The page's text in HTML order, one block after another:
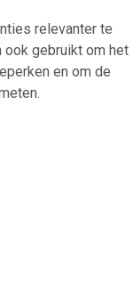
relevanter te
ook gebruikt om het
en om de